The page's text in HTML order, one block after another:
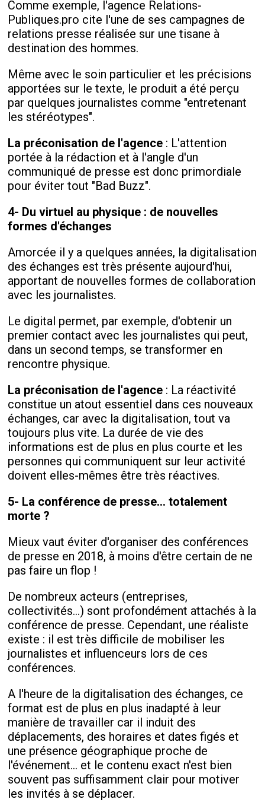
Comme exemple, l'agence Relations-
Publiques.pro cite l'une de ses campagnes de
relations presse réalisée sur une tisane à
destination des hommes.
Même avec le soin particulier et les précisions
apportées sur le texte, le produit a été perçu
par quelques journalistes comme "entretenant
les stéréotypes".
La préconisation de l'agence : L'attention
portée à la rédaction et à l'angle d'un
communiqué de presse est donc primordiale
pour éviter tout "Bad Buzz".
4- Du virtuel au physique : de nouvelles
formes d'échanges
Amorcée il y a quelques années, la digitalisation
des échanges est très présente aujourd'hui,
apportant de nouvelles formes de collaboration
avec les journalistes.
Le digital permet, par exemple, d'obtenir un
premier contact avec les journalistes qui peut,
dans un second temps, se transformer en
rencontre physique.
La préconisation de l'agence : La réactivité
constitue un atout essentiel dans ces nouveaux
échanges, car avec la digitalisation, tout va
toujours plus vite. La durée de vie des
informations est de plus en plus courte et les
personnes qui communiquent sur leur activité
doivent elles-mêmes être très réactives.
5- La conférence de presse... totalement
morte ?
Mieux vaut éviter d'organiser des conférences
de presse en 2018, à moins d'être certain de ne
pas faire un flop !
De nombreux acteurs (entreprises,
collectivités...) sont profondément attachés à la
conférence de presse. Cependant, une réaliste
existe : il est très difficile de mobiliser les
journalistes et influenceurs lors de ces
conférences.
A l'heure de la digitalisation des échanges, ce
format est de plus en plus inadapté à leur
manière de travailler car il induit des
déplacements, des horaires et dates figés et
une présence géographique proche de
l'événement... et le contenu exact n'est bien
souvent pas suffisamment clair pour motiver
les invités à se déplacer.